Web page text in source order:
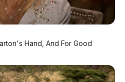
Sedan Listrik Kompak
670 Km
Selamat
Hand, And For Good